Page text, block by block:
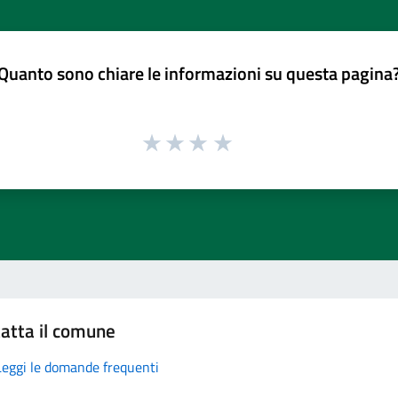
sono chiare le informazioni su questa
il comune
le domande frequenti